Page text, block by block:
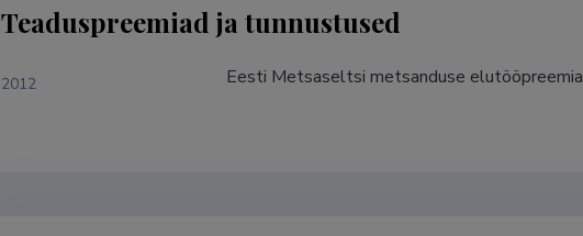
Teaduspreemiad ja tunnustused
2012 Eesti Metsaseltsi metsanduse elutööpreemia